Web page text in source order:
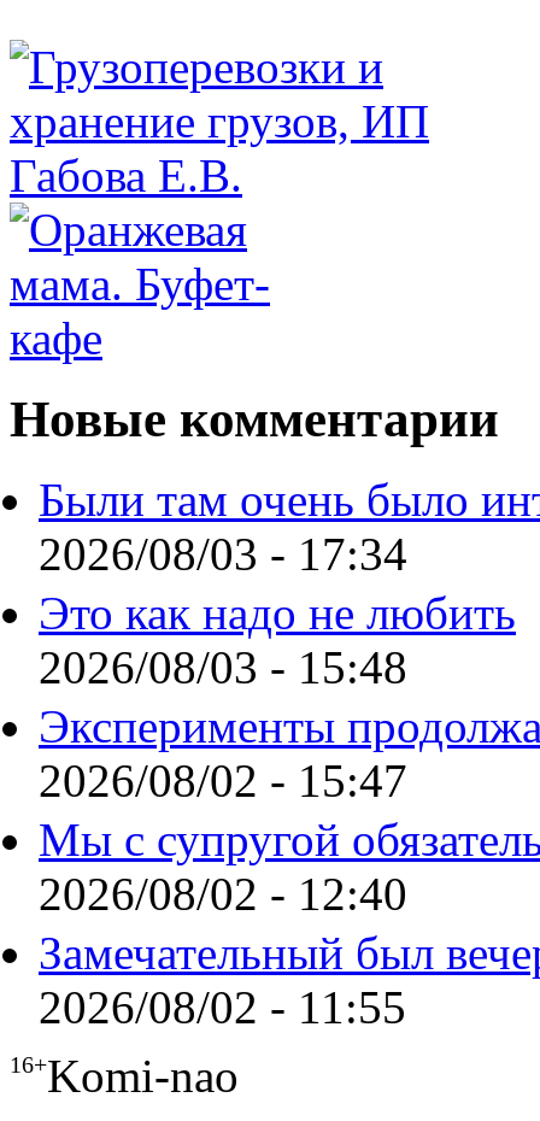
Новые комментарии
Были там очень было
2026/08/03 - 17:34
Это как надо не любить
2026/08/03 - 15:48
Эксперименты
2026/08/02 - 15:47
Мы с супругой
2026/08/02 - 12:40
Замечательный был
2026/08/02 - 11:55
16+Komi-nao